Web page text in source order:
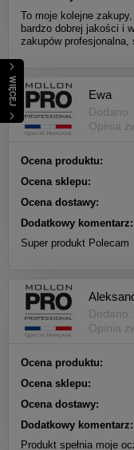
WIĘCEJ
To moje kolejne
bardzo dobrej jakości i
zakupów profesjonalna,
Ewa
Dodano:
Opinia
Ocena produktu:
Ocena sklepu:
Ocena dostawy:
Dodatkowy komentarz:
Super produkt Polecam
Opinia
Ocena produktu:
Ocena sklepu:
Ocena dostawy:
Dodatkowy komentarz:
Produkt spełnia moje